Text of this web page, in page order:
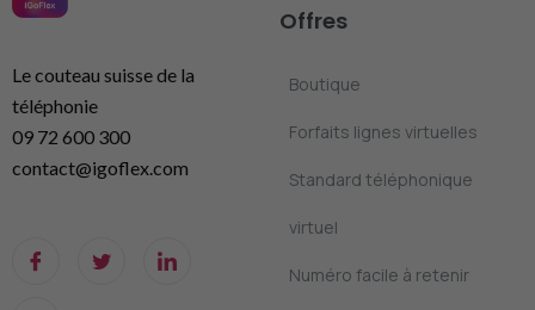
Le couteau suisse de la
téléphonie
09 72 600 300
contact@igoflex.com
Offres
Boutique
Forfaits lignes virtuelles
Standard téléphonique
virtuel
Numéro facile à retenir